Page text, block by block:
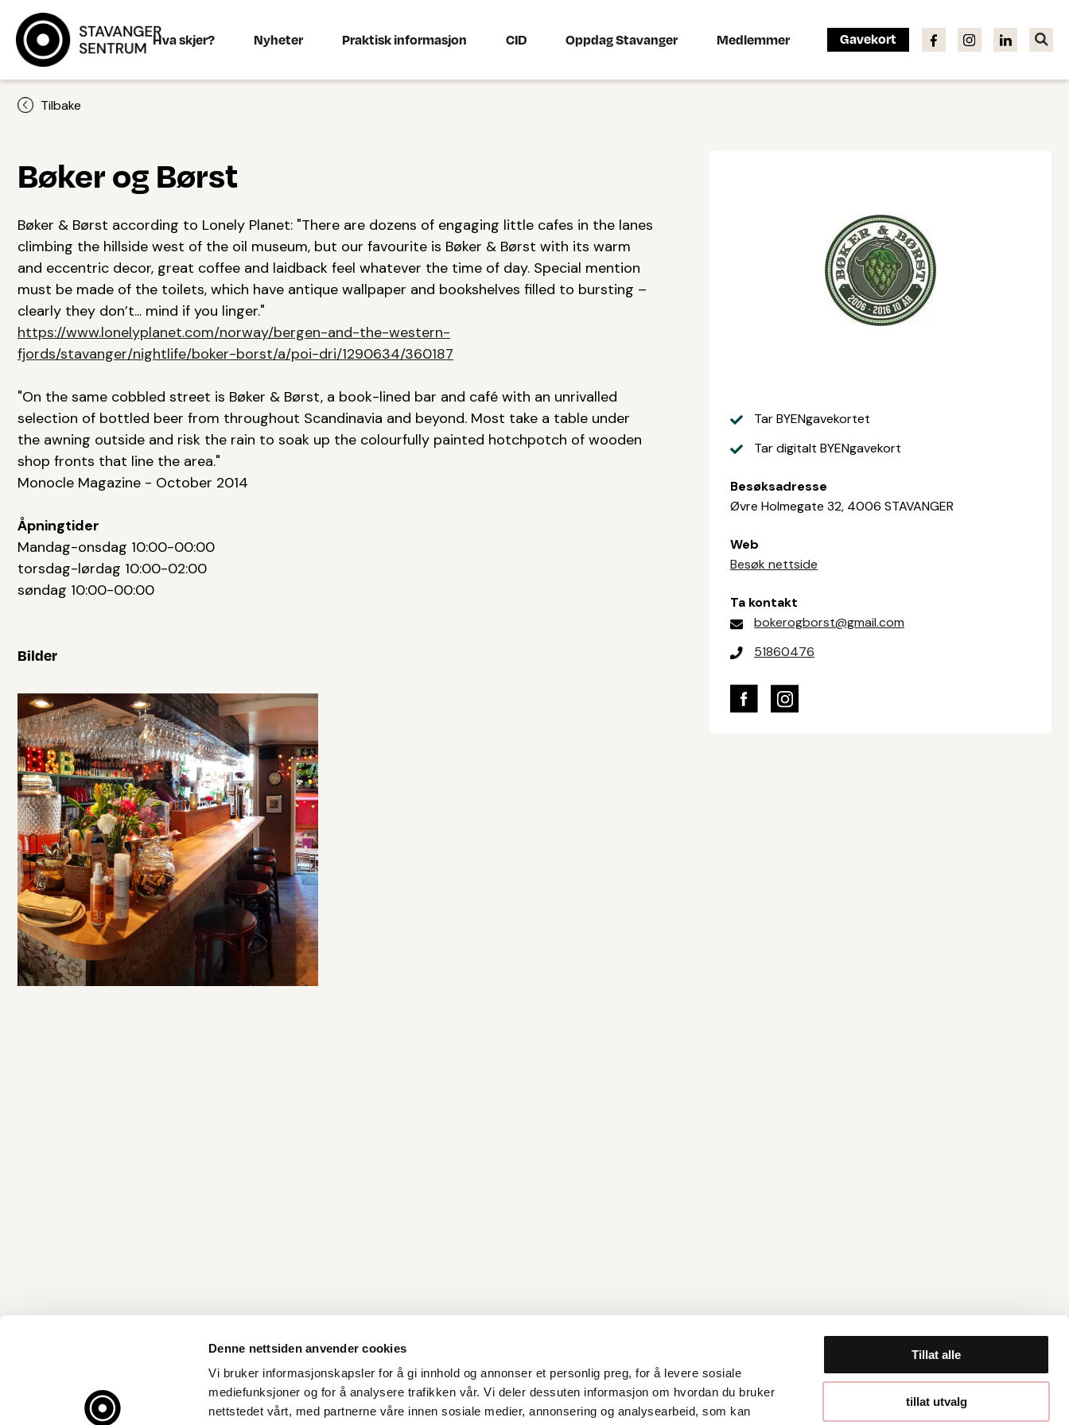
Denne nettsiden anvender cookies
Vi bruker informasjonskapsler for å gi innhold og annonser et personlig preg, for å levere sosiale
mediefunksjoner og for å analysere trafikken vår. Vi deler dessuten informasjon om hvordan du bruker
nettstedet vårt, med partnerne våre innen sosiale medier, annonsering og analysearbeid, som kan
Tillat alle
tillat utvalg
Hva skjer? Nyheter Praktisk informasjon CID Oppdag Stavanger Medlemmer Gavekort
Tilbake
Bøker og Børst
Bøker & Børst according to Lonely Planet: "There are dozens of engaging little cafes in the lanes
climbing the hillside west of the oil museum, but our favourite is Bøker & Børst with its warm
and eccentric decor, great coffee and laidback feel whatever the time of day. Special mention
must be made of the toilets, which have antique wallpaper and bookshelves filled to bursting –
clearly they don’t... mind if you linger."
https://www.lonelyplanet.com/norway/bergen-and-the-western-
fjords/stavanger/nightlife/boker-borst/a/poi-dri/1290634/360187
"On the same cobbled street is Bøker & Børst, a book-lined bar and café with an unrivalled
selection of bottled beer from throughout Scandinavia and beyond. Most take a table under
the awning outside and risk the rain to soak up the colourfully painted hotchpotch of wooden
shop fronts that line the area."
Monocle Magazine - October 2014
Åpningtider
Mandag-onsdag 10:00-00:00
torsdag-lørdag 10:00-02:00
søndag 10:00-00:00
Bilder
Tar BYENgavekortet
Tar digitalt BYENgavekort
Besøksadresse
Øvre Holmegate 32, 4006 STAVANGER
Web
Besøk nettside
Ta kontakt
bokerogborst@gmail.com
51860476
Kontakt oss Åpningstider